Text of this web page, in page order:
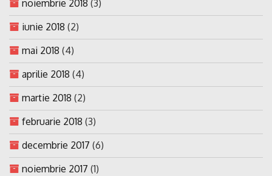
noiembrie 2018 (3)
iunie 2018 (2)
mai 2018 (4)
aprilie 2018 (4)
martie 2018 (2)
februarie 2018 (3)
decembrie 2017 (6)
noiembrie 2017 (1)